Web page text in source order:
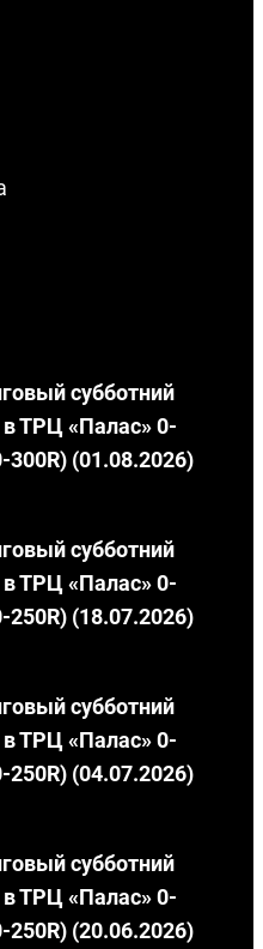
субботний
в ТРЦ «Палас» 0-
300R) (01.08.2026)
субботний
в ТРЦ «Палас» 0-
250R) (18.07.2026)
субботний
в ТРЦ «Палас» 0-
250R) (04.07.2026)
субботний
в ТРЦ «Палас» 0-
250R) (20.06.2026)